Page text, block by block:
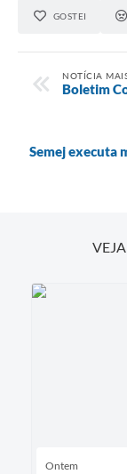
GOSTEI
NOTÍCIA
Boletim
Semej executa
Ontem